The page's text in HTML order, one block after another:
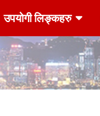
उपयोगी लिङ्कहरु